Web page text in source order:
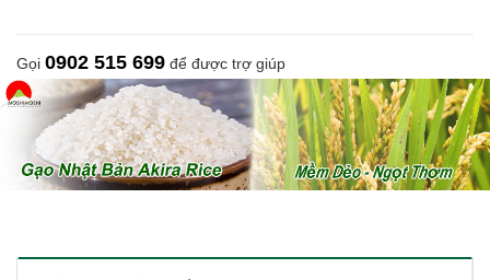
Gọi 0902 515 699 để được trợ giúp